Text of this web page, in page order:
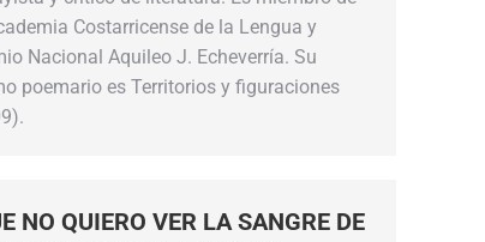
Costarricense de la Lengua y
Nacional Aquileo J. Echeverría. Su
poemario es Territorios y figuraciones
NO QUIERO VER LA SANGRE DE